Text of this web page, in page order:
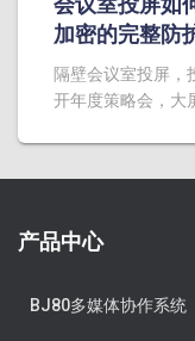
加密的完整防
隔壁会议室投屏，
开年度策略会，大
产品中心
BJ80多媒体协作系统